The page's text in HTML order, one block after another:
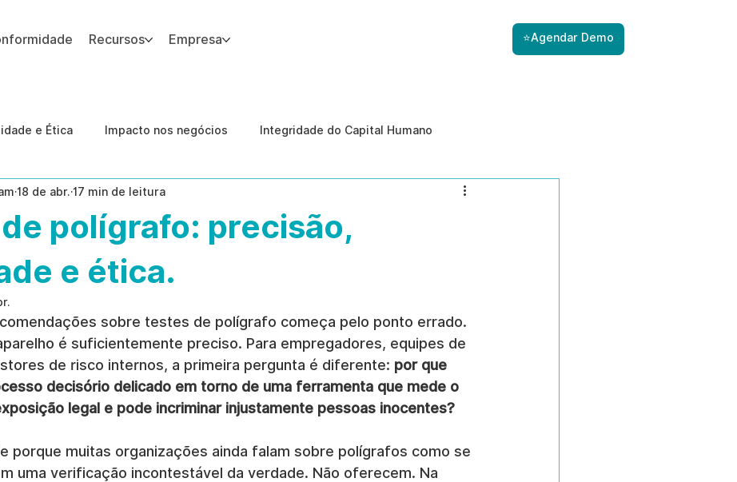
Recursos Empresa ⭐Agendar Demo
e Ética Impacto nos negócios Integridade do Capital Humano
Tecnologia Estudos de caso Gestão de Riscos com IA
Internas Ética da IA
polígrafo: precisão,
e ética.
18 de abr. 17 min de leitura
sobre testes de polígrafo começa pelo ponto errado.
é suficientemente preciso. Para empregadores, equipes de
de risco internos, a primeira pergunta é diferente: por que
decisório delicado em torno de uma ferramenta que mede o
legal e pode incriminar injustamente pessoas inocentes?
porque muitas organizações ainda falam sobre polígrafos como se
uma verificação incontestável da verdade. Não oferecem. Na